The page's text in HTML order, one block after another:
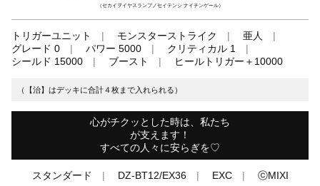
（セカイヲイヤスランプノセイテンシ ナイチンゲール）
トリガーユニット モンスターストライク
亜人
グレード 0
パワー 5000
クリティカル 1
シールド 15000
ブースト ヒールトリガー＋10000
（【治】はデッキに合計４枚まで入れられる）
心がチクッとした時は、私たち
が支えます！
すべての人々に安らぎを♡
スタンダード DZ-BT12/EX36 EXC ⓒMIXI